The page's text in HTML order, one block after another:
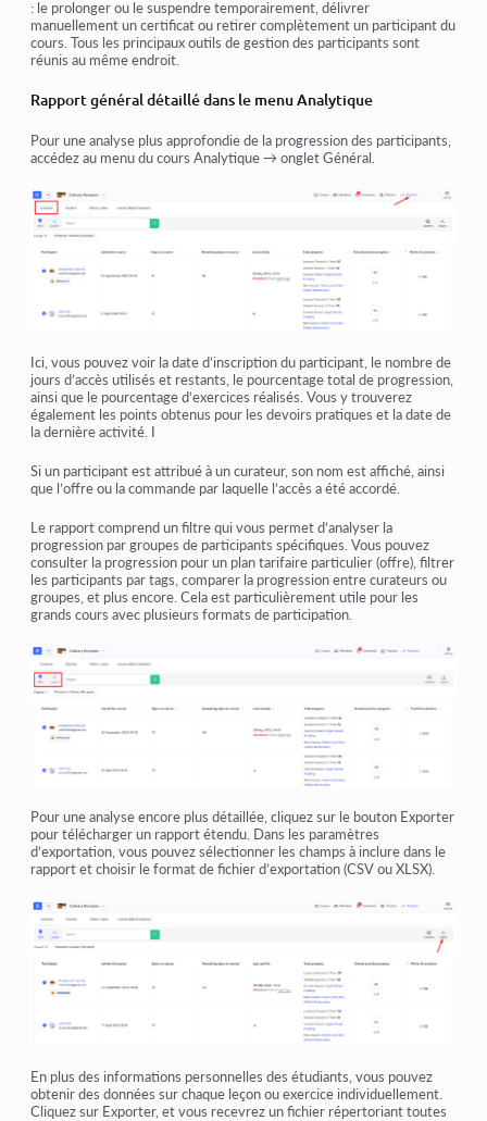
: le prolonger ou le suspendre temporairement, délivrer
manuellement un certificat ou retirer complètement un participant du
cours. Tous les principaux outils de gestion des participants sont
réunis au même endroit.
Rapport général détaillé dans le menu Analytique
Pour une analyse plus approfondie de la progression des participants,
accédez au menu du cours Analytique → onglet Général
Ici, vous pouvez voir la date d’inscription du participant, le nombre de
jours d’accès utilisés et restants, le pourcentage total de progression,
ainsi que le pourcentage d’exercices réalisés. Vous y trouverez
également les points obtenus pour les devoirs pratiques et la date de
la dernière activité. I
Si un participant est attribué à un curateur, son nom est affiché, ainsi
que l’offre ou la commande par laquelle l’accès a été accordé.
Le rapport comprend un filtre qui vous permet d’analyser la
progression par groupes de participants spécifiques. Vous pouvez
consulter la progression pour un plan tarifaire particulier (offre), filtrer
les participants par tags, comparer la progression entre curateurs ou
groupes, et plus encore. Cela est particulièrement utile pour les
grands cours avec plusieurs formats de participation.
Pour une analyse encore plus détaillée, cliquez sur le bouton Exporter
pour télécharger un rapport étendu. Dans les paramètres
d’exportation, vous pouvez sélectionner les champs à inclure dans le
rapport et choisir le format de fichier d’exportation (CSV ou XLSX).
En plus des informations personnelles des étudiants, vous pouvez
obtenir des données sur chaque leçon ou exercice individuellement.
Cliquez sur Exporter, et vous recevrez un fichier répertoriant toutes